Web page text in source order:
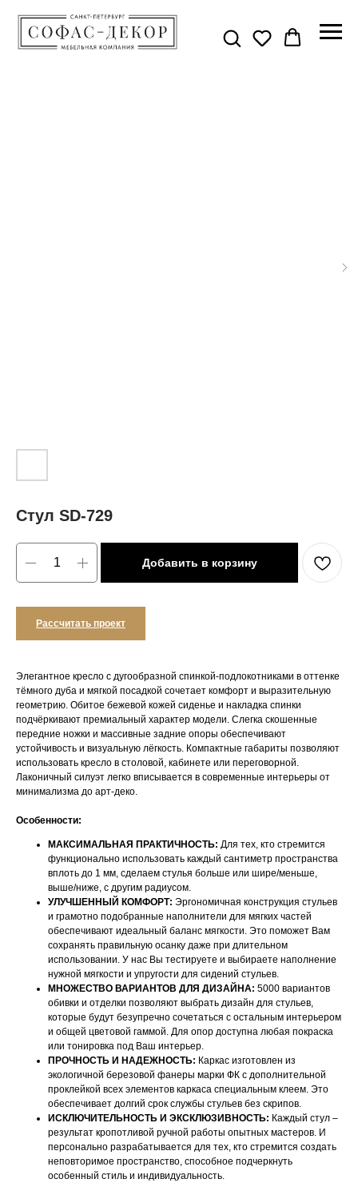
Стул SD-729
Добавить в корзину
Рассчитать проект
Элегантное кресло с дугообразной спинкой-подлокотниками в оттенке
тёмного дуба и мягкой посадкой сочетает комфорт и выразительную
геометрию. Обитое бежевой кожей сиденье и накладка спинки
подчёркивают премиальный характер модели. Слегка скошенные
передние ножки и массивные задние опоры обеспечивают
устойчивость и визуальную лёгкость. Компактные габариты позволяют
использовать кресло в столовой, кабинете или переговорной.
Лаконичный силуэт легко вписывается в современные интерьеры от
минимализма до арт-деко.
Особенности:
МАКСИМАЛЬНАЯ ПРАКТИЧНОСТЬ: Для тех, кто стремится
функционально использовать каждый сантиметр пространства
вплоть до 1 мм, сделаем стулья больше или шире/меньше,
выше/ниже, с другим радиусом.
УЛУЧШЕННЫЙ КОМФОРТ: Эргономичная конструкция стульев
и грамотно подобранные наполнители для мягких частей
обеспечивают идеальный баланс мягкости. Это поможет Вам
сохранять правильную осанку даже при длительном
использовании. У нас Вы тестируете и выбираете наполнение
нужной мягкости и упругости для сидений стульев.
МНОЖЕСТВО ВАРИАНТОВ ДЛЯ ДИЗАЙНА: 5000 вариантов
обивки и отделки позволяют выбрать дизайн для стульев,
которые будут безупречно сочетаться с остальным интерьером
и общей цветовой гаммой. Для опор доступна любая покраска
или тонировка под Ваш интерьер.
ПРОЧНОСТЬ И НАДЕЖНОСТЬ: Каркас изготовлен из
экологичной березовой фанеры марки ФК с дополнительной
проклейкой всех элементов каркаса специальным клеем. Это
обеспечивает долгий срок службы стульев без скрипов.
ИСКЛЮЧИТЕЛЬНОСТЬ И ЭКСКЛЮЗИВНОСТЬ: Каждый стул –
результат кропотливой ручной работы опытных мастеров. И
персонально разрабатывается для тех, кто стремится создать
неповторимое пространство, способное подчеркнуть
особенный стиль и индивидуальность.
НАШИ МЕНЕДЖЕРЫ ГОТОВЫ
ОТВЕТИТЬ НА ЛЮБЫЕ
ВОПРОСЫ